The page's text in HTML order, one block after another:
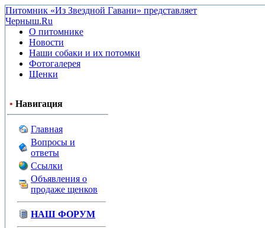
Питомник «Из Звездной Гавани» представляет
Черныш.Ru
О питомнике
Новости
Наши собаки и их потомки
Фотогалерея
Щенки
• Навигация
Главная
Вопросы и
ответы
Ссылки
Объявления о
продаже щенков
НАШ ФОРУМ